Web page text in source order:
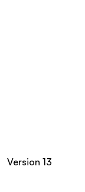
Version 13